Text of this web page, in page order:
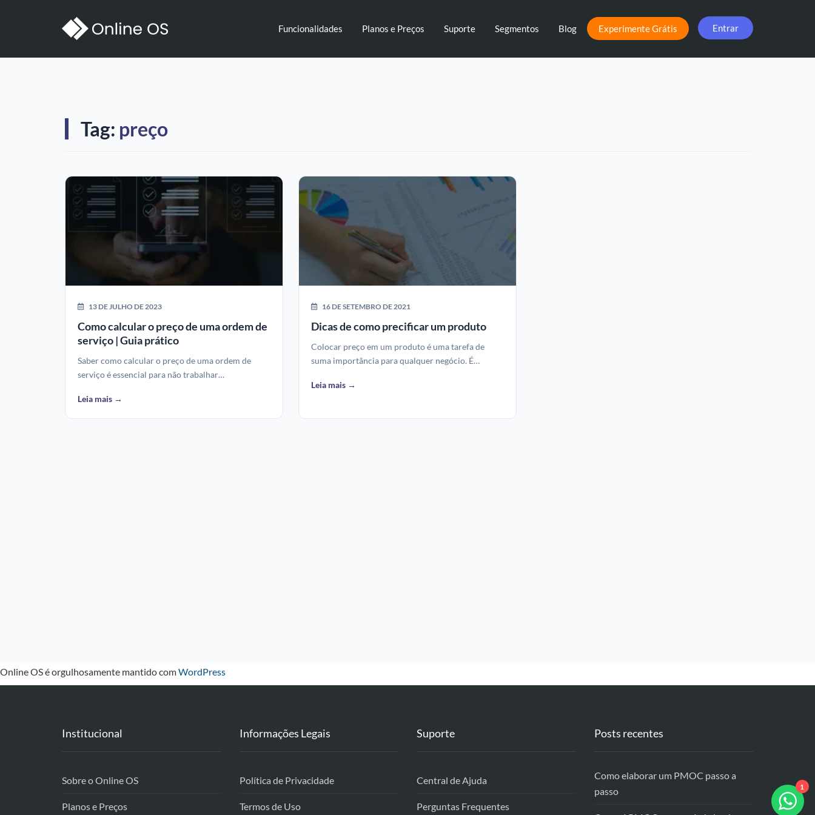
Funcionalidades Planos e Preços Suporte Segmentos Blog Experimente Grátis Entrar
Tag: preço
13 DE JULHO DE 2023
Como calcular o preço de uma ordem de
serviço | Guia prático
Saber como calcular o preço de uma ordem de
serviço é essencial para não trabalhar…
Leia mais →
16 DE SETEMBRO DE 2021
Dicas de como precificar um produto
Colocar preço em um produto é uma tarefa de
suma importância para qualquer negócio. É…
Leia mais →
Online OS é orgulhosamente mantido comWordPress
1
Institucional
Sobre o Online OS
Planos e Preços
Informações Legais
Política de Privacidade
Termos de Uso
Suporte
Central de Ajuda
Perguntas Frequentes
Posts recentes
Como elaborar um PMOC passo a
passo